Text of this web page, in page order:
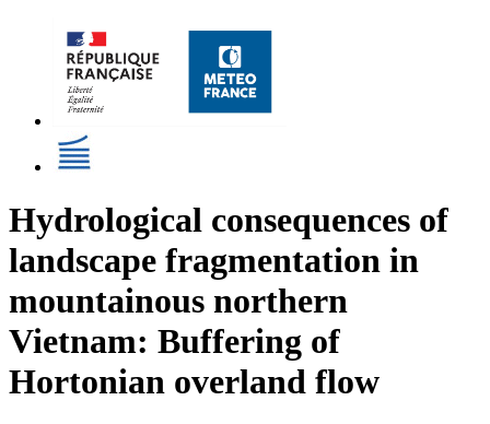
Hydrological consequences of
landscape fragmentation in
mountainous northern
Vietnam: Buffering of
Hortonian overland flow